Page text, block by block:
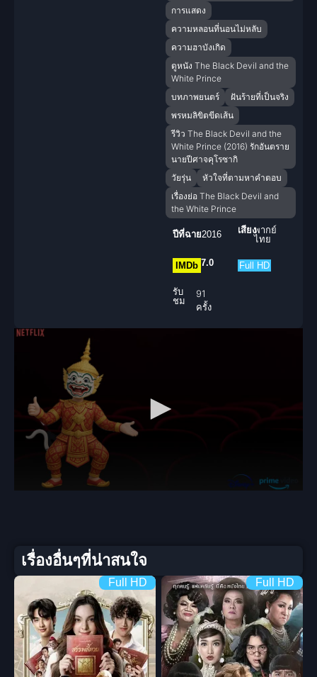
การแสดง
ความหลอนที่นอนไม่หลับ
ความฮาบังเกิด
ดูหนัง The Black Devil and the
White Prince
บทภาพยนตร์
ฝันร้ายที่เป็นจริง
พรหมลิขิตขีดเส้น
รีวิว The Black Devil and the
White Prince (2016) รักอันตราย
นายปีศาจคุโรซากิ
วัยรุ่น
หัวใจที่ตามหาคำตอบ
เรื่องย่อ The Black Devil and
the White Prince
ปีที่ฉาย2016 เสียงพากย์
ไทย
IMDb 7.0 Full HD
รับ
ชม
91
ครั้ง
เรื่องอื่นๆที่น่าสนใจ
Full HD Full HD